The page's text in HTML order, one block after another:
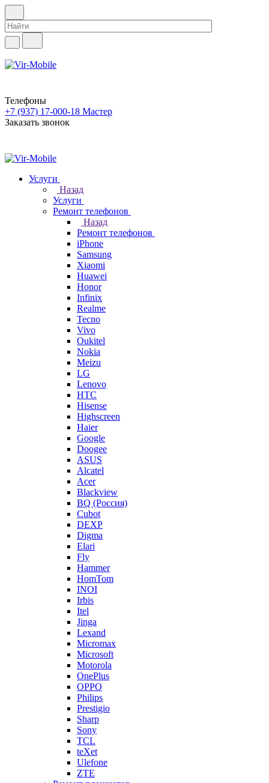
Телефоны
+7 (937) 17-000-18 Мастер
Заказать звонок
Услуги
Назад
Услуги
Ремонт телефонов
Назад
Ремонт телефонов
iPhone
Samsung
Xiaomi
Huawei
Honor
Infinix
Realme
Tecno
Vivo
Oukitel
Nokia
Meizu
LG
Lenovo
HTC
Hisense
Highscreen
Haier
Google
Doogee
ASUS
Alcatel
Acer
Blackview
BQ (Россия)
Cubot
DEXP
Digma
Elari
Fly
Hammer
HomTom
INOI
Irbis
Itel
Jinga
Lexand
Micromax
Microsoft
Motorola
OnePlus
OPPO
Philips
Prestigio
Sharp
Sony
TCL
teXet
Ulefone
ZTE